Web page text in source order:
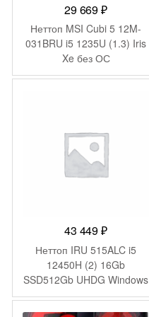
29 669₽
Неттоп MSI Cubi 5 12M-
031BRU i5 1235U (1.3) Iris
Xe без ОС
2.5xGbitEth+1xGbitEth WiFi
43 449₽
Неттоп IRU 515ALC i5
12450H (2) 16Gb
SSD512Gb UHDG Windows
11 Pro GbitEth WiFi BT
120W черный (1975490)